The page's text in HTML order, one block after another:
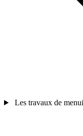
Les travaux de